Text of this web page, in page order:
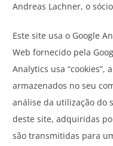
Andreas Lachner, o
Este site usa o Google
Web fornecido pela
Analytics usa “cookies”,
armazenados no seu
análise da utilização do
deste site, adquiridas
são transmitidas para